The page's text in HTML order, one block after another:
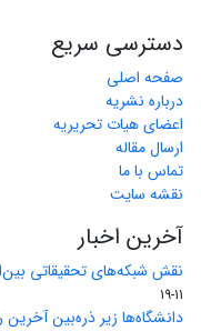
دسترسی سریع
صفحه اصلی
درباره نشریه
اعضای هیات تحریریه
ارسال مقاله
تماس با ما
نقشه سایت
آخرین اخبار
نقش شبکه‌های تحقیقاتی
11-19
دانشگاه‌ها زیر ذره‌بین آخرین